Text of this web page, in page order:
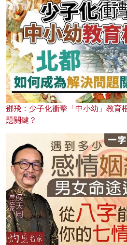
鄧飛：少子化衝擊「中小幼」教育
題關鍵？